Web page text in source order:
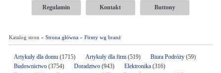
Regulamin Kontakt Buttony
Katalog stron » Strona główna» Firmy wg branż
Artykuły dla domu(1715) Artykuły dla firm(519) Biura Podróży(59)
Budownictwo(3754) Doradztwo(943) Elektronika (316)